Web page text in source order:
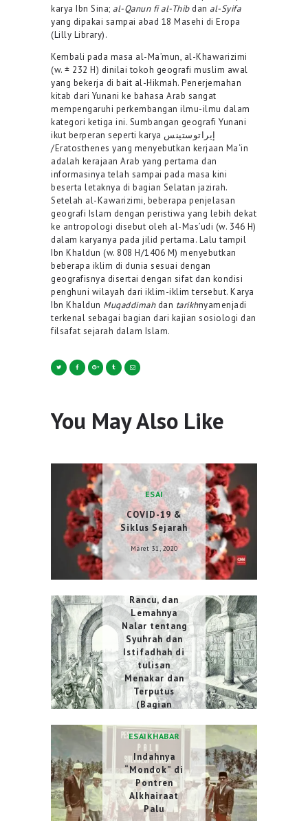
karya Ibn Sina; al-Qanun fi al-Thib dan al-Syifa
yang dipakai sampai abad 18 Masehi di Eropa
(Lilly Library).
Kembali pada masa al-Ma’mun, al-Khawarizimi
(w. ± 232 H) dinilai tokoh geografi muslim awal
yang bekerja di bait al-Hikmah. Penerjemahan
kitab dari Yunani ke bahasa Arab sangat
mempengaruhi perkembangan ilmu-ilmu dalam
kategori ketiga ini. Sumbangan geografi Yunani
ikut berperan seperti karya إيراتوستينس
‌/Eratosthenes yang menyebutkan kerjaan Ma‘in
adalah kerajaan Arab yang pertama dan
informasinya telah sampai pada masa kini
beserta letaknya di bagian Selatan jazirah.
Setelah al-Kawarizimi, beberapa penjelasan
geografi Islam dengan peristiwa yang lebih dekat
ke antropologi disebut oleh al-Mas’udi (w. 346 H)
dalam karyanya pada jilid pertama. Lalu tampil
Ibn Khaldun (w. 808 H/1406 M) menyebutkan
beberapa iklim di dunia sesuai dengan
geografisnya disertai dengan sifat dan kondisi
penghuni wilayah dari iklim-iklim tersebut. Karya
Ibn Khaldun Muqaddimah dan tarikhnyamenjadi
terkenal sebagai bagian dari kajian sosiologi dan
filsafat sejarah dalam Islam.
You May Also Like
ESAI
COVID-19 &
Siklus Sejarah
Maret 31, 2020
ESAI
Rancu, dan
Lemahnya
Nalar tentang
Syuhrah dan
Istifadhah di
tulisan
Menakar dan
Terputus
(Bagian
Juli 9, 2023
ESAI KHABAR
Indahnya
“Mondok” di
Pontren
Alkhairaat
Palu